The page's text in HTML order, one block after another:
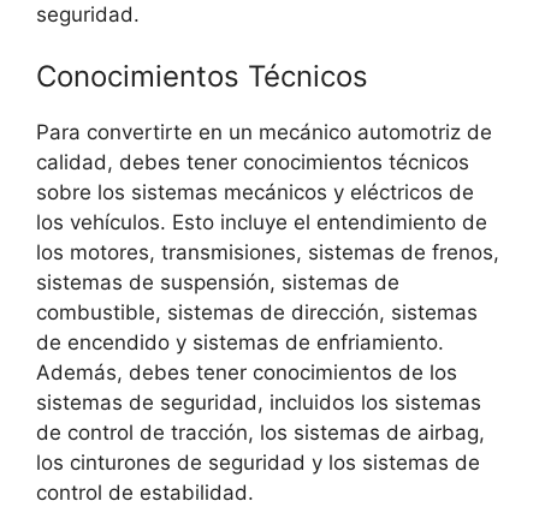
seguridad.
Conocimientos Técnicos
Para convertirte en un mecánico automotriz de
calidad, debes tener conocimientos técnicos
sobre los sistemas mecánicos y eléctricos de
los vehículos. Esto incluye el entendimiento de
los motores, transmisiones, sistemas de frenos,
sistemas de suspensión, sistemas de
combustible, sistemas de dirección, sistemas
de encendido y sistemas de enfriamiento.
Además, debes tener conocimientos de los
sistemas de seguridad, incluidos los sistemas
de control de tracción, los sistemas de airbag,
los cinturones de seguridad y los sistemas de
control de estabilidad.